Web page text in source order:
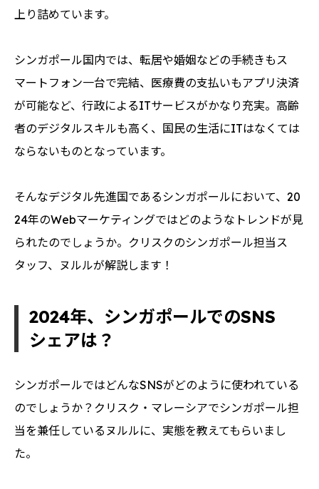
上り詰めています。
シンガポール国内では、転居や婚姻などの手続きもス
マートフォン一台で完結、医療費の支払いもアプリ決済
が可能など、行政によるITサービスがかなり充実。高齢
者のデジタルスキルも高く、国民の生活にITはなくては
ならないものとなっています。
そんなデジタル先進国であるシンガポールにおいて、20
24年のWebマーケティングではどのようなトレンドが見
られたのでしょうか。クリスクのシンガポール担当ス
タッフ、ヌルルが解説します！
2024年、シンガポールでのSNS
シェアは？
シンガポールではどんなSNSがどのように使われている
のでしょうか？クリスク・マレーシアでシンガポール担
当を兼任しているヌルルに、実態を教えてもらいまし
た。